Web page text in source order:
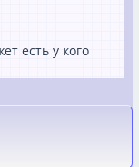
есть у кого